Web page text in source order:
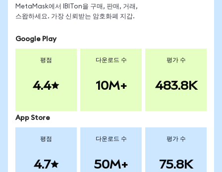
MetaMask에서 IBITon을 구매, 판매, 거래,
스왑하세요. 가장 신뢰받는 암호화폐 지갑.
Google Play
평점
4.4
다운로드 수
10M+
평가 수
483.8K
App Store
평점
4.7
다운로드 수
50M+
평가 수
75.8K